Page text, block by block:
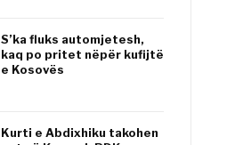
S’ka fluks automjetesh,
kaq po pritet nëpër kufijtë
e Kosovës
Kurti e Abdixhiku takohen